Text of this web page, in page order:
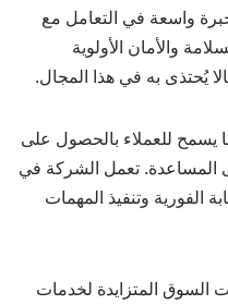
واسعة في التعامل مع
والأمان الأولوية
يُحتذى به في هذا المجال.
يسمح للعملاء بالحصول على
المساعدة. تعمل الشركة في
الفورية وتنفيذ المهمات
السوق المتزايدة لخدمات